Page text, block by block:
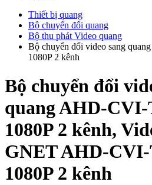
Thiết bị quang
Bộ chuyển đổi quang
Bộ thu phát Video quang
Bộ chuyển đổi video sang
1080P 2 kênh
Bộ chuyển đổi
quang AHD-CVI-
1080P 2 kênh,
GNET AHD-CVI-
1080P 2 kênh